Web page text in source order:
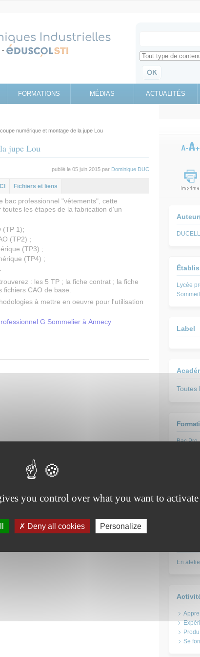
Search for
Retrouvez toute
FORMATIONS MÉDIAS ACTUALITÉS
numérique et montage de la jupe Lou
jupe Lou
publié le 05 juin 2015 par Dominique DUC
Fichiers et liens
bac professionnel "vêtements", cette
les étapes de la fabrication d'un
(TP 1);
(TP2) ;
(TP3) ;
(TP4) ;
: les 5 TP ; la fiche contrat ; la fiche
CAO de base.
à mettre en oeuvre pour l'utilisation
G Sommelier à Annecy
Lycée
Label
Toutes
Bac
Type
En
Se
you control over what you want to activate
Deny all cookies Personalize